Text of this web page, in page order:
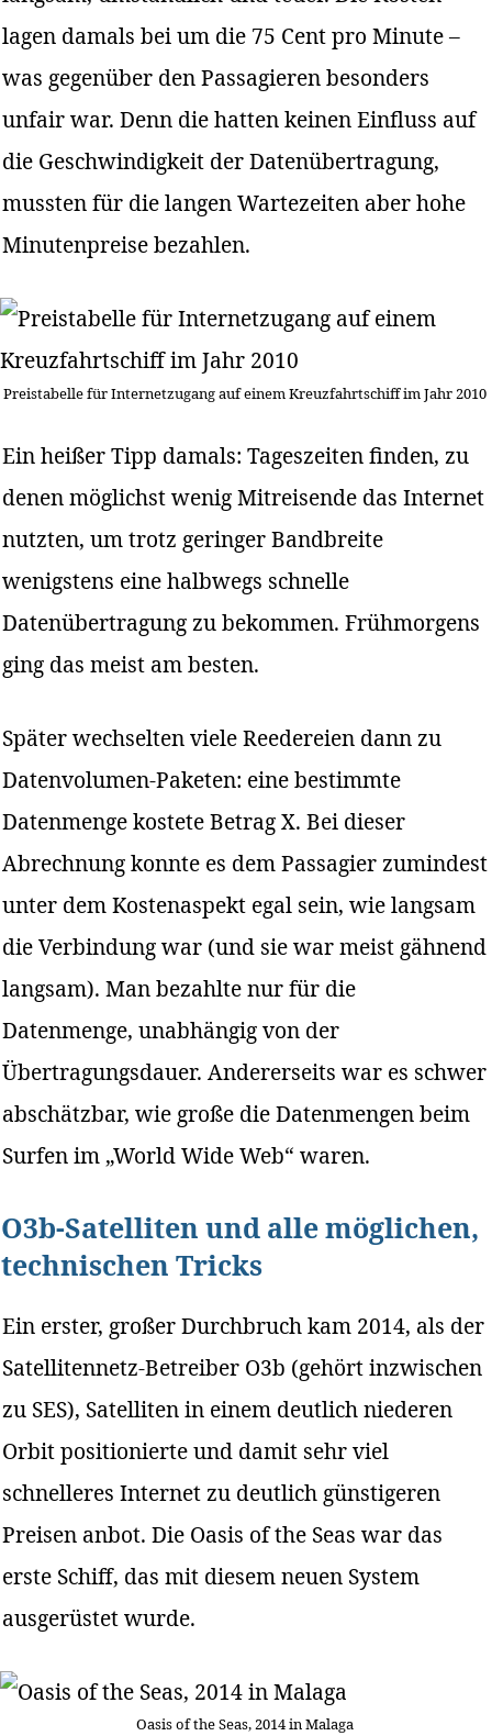
lagen damals bei um die 75 Cent pro Minute –
was gegenüber den Passagieren besonders
unfair war. Denn die hatten keinen Einfluss auf
die Geschwindigkeit der Datenübertragung,
mussten für die langen Wartezeiten aber hohe
Minutenpreise bezahlen.
Preistabelle für Internetzugang auf einem Kreuzfahrtschiff im Jahr 2010
Ein heißer Tipp damals: Tageszeiten finden, zu
denen möglichst wenig Mitreisende das Internet
nutzten, um trotz geringer Bandbreite
wenigstens eine halbwegs schnelle
Datenübertragung zu bekommen. Frühmorgens
ging das meist am besten.
Später wechselten viele Reedereien dann zu
Datenvolumen-Paketen: eine bestimmte
Datenmenge kostete Betrag X. Bei dieser
Abrechnung konnte es dem Passagier zumindest
unter dem Kostenaspekt egal sein, wie langsam
die Verbindung war (und sie war meist gähnend
langsam). Man bezahlte nur für die
Datenmenge, unabhängig von der
Übertragungsdauer. Andererseits war es schwer
abschätzbar, wie große die Datenmengen beim
Surfen im „World Wide Web“ waren.
O3b-Satelliten und alle möglichen,
technischen Tricks
Ein erster, großer Durchbruch kam 2014, als der
Satellitennetz-Betreiber O3b (gehört inzwischen
zu SES), Satelliten in einem deutlich niederen
Orbit positionierte und damit sehr viel
schnelleres Internet zu deutlich günstigeren
Preisen anbot. Die Oasis of the Seas war das
erste Schiff, das mit diesem neuen System
ausgerüstet wurde.
Oasis of the Seas, 2014 in Malaga